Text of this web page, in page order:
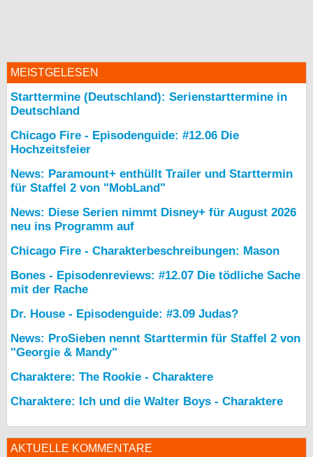
MEISTGELESEN
Starttermine (Deutschland): Serienstarttermine in
Deutschland
Chicago Fire - Episodenguide: #12.06 Die
Hochzeitsfeier
News: Paramount+ enthüllt Trailer und Starttermin
für Staffel 2 von "MobLand"
News: Diese Serien nimmt Disney+ für August 2026
neu ins Programm auf
Chicago Fire - Charakterbeschreibungen: Mason
Bones - Episodenreviews: #12.07 Die tödliche Sache
mit der Rache
Dr. House - Episodenguide: #3.09 Judas?
News: ProSieben nennt Starttermin für Staffel 2 von
"Georgie & Mandy"
Charaktere: The Rookie - Charaktere
Charaktere: Ich und die Walter Boys - Charaktere
AKTUELLE KOMMENTARE